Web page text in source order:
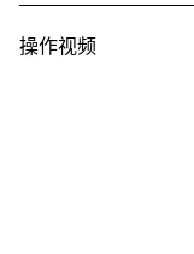
操作视频